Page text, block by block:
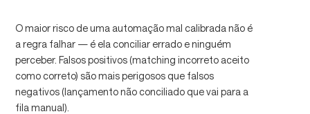
O maior risco de uma automação mal calibrada não é
a regra falhar — é ela conciliar errado e ninguém
perceber. Falsos positivos (matching incorreto aceito
como correto) são mais perigosos que falsos
negativos (lançamento não conciliado que vai para a
fila manual).